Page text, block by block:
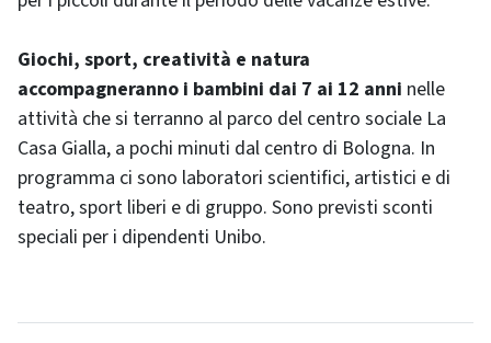
Giochi, sport, creatività e natura
accompagneranno i bambini dai 7 ai 12 anni nelle
attività che si terranno al parco del centro sociale La
Casa Gialla, a pochi minuti dal centro di Bologna. In
programma ci sono laboratori scientifici, artistici e di
teatro, sport liberi e di gruppo. Sono previsti sconti
speciali per i dipendenti Unibo.